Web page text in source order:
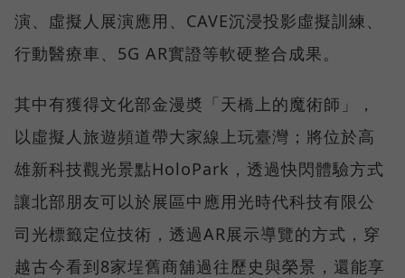
演、虛擬人展演應用、CAVE沉浸投影虛擬訓練、
行動醫療車、5G AR實證等軟硬整合成果。
其中有獲得文化部金漫奬「天橋上的魔術師」，
以虛擬人旅遊頻道帶大家線上玩臺灣；將位於高
雄新科技觀光景點HoloPark，透過快閃體驗方式
讓北部朋友可以於展區中應用光時代科技有限公
司光標籤定位技術，透過AR展示導覽的方式，穿
越古今看到8家埕舊商舖過往歷史與榮景，還能享